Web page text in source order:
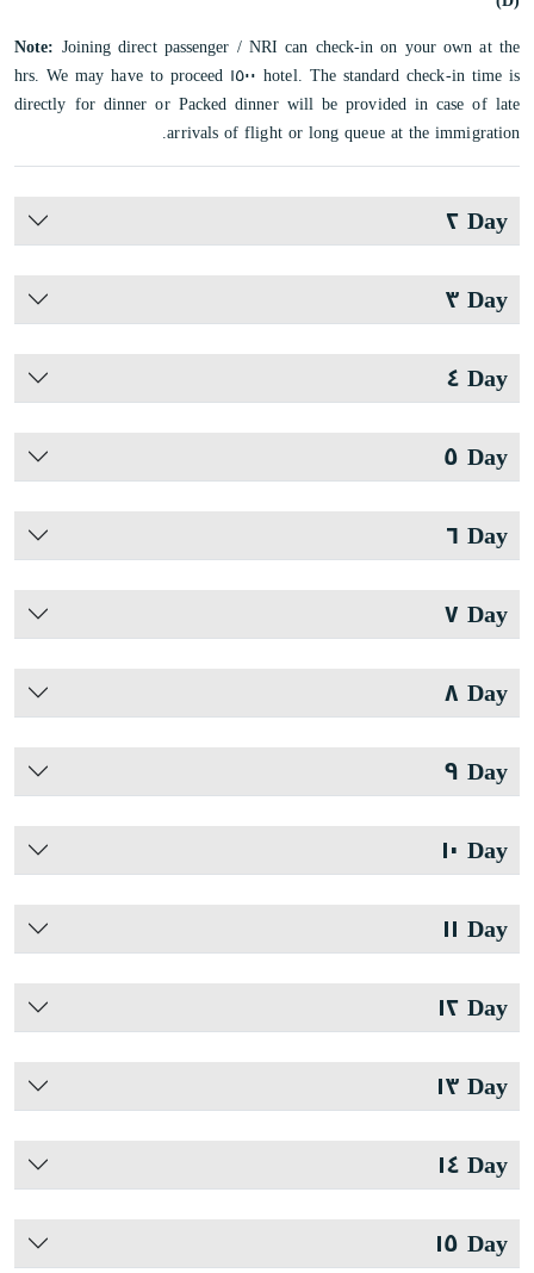
Note: Joining direct passenger / NRI can check-in on your own at the
hotel. The standard check-in time is ١٥٠٠ hrs. We may have to proceed
directly for dinner or Packed dinner will be provided in case of late
arrivals of flight or long queue at the immigration.
Day ٢
Day ٣
Day ٤
Day ٥
Day ٦
Day ٧
Day ٨
Day ٩
Day ١٠
Day ١١
Day ١٢
Day ١٣
Day ١٤
Day ١٥